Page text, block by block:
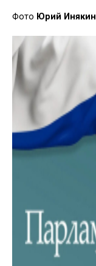
Фото Юрий Инякин